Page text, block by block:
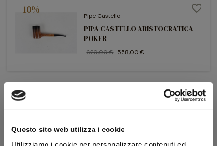
Questo sito web utilizza i cookie
-10%
Pipe Castello
PIPA CASTELLO ARISTOCRATICA
POKER
620,00 € 558,00 €
favorite_border
-10%
POKER
342,00 €
favorite_border